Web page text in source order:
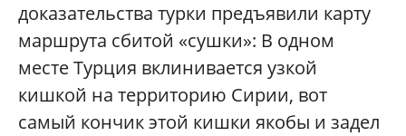
доказательства турки предъявили карту
маршрута сбитой «сушки»: В одном
месте Турция вклинивается узкой
кишкой на территорию Сирии, вот
самый кончик этой кишки якобы и задел